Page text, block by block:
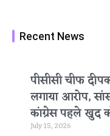
Recent News
पीसीसी चीफ
लगाया आरोप,
कांग्रेस पहले खुद
July 15, 2026